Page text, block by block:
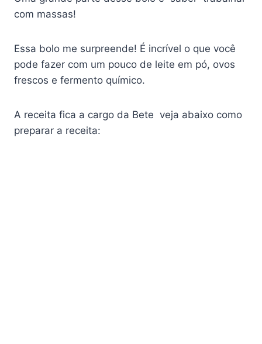
com massas!
Essa bolo me surpreende! É incrível o que você
pode fazer com um pouco de leite em pó, ovos
frescos e fermento químico.
A receita fica a cargo da Bete veja abaixo como
preparar a receita: